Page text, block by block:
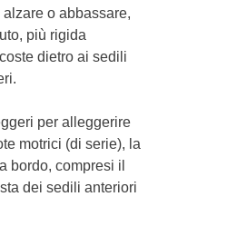
o abbassare,
più rigida
dietro ai sedili
per alleggerire
motrici (di serie), la
bordo, compresi il
dei sedili anteriori